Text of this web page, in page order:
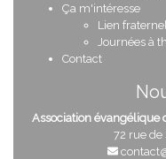
Ça m'intéresse
Lien fraternel
Journées à
Contact
Association évangélique
72 rue de